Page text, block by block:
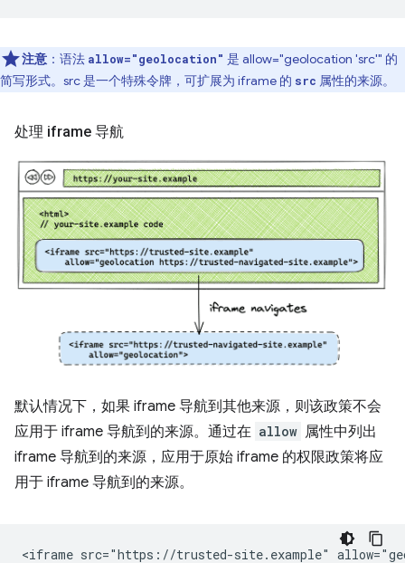
注意 ：语法 allow="geolocation" 是 allow="geolocation 'src'" 的
简写形式。src 是一个特殊令牌，可扩展为 iframe 的 src 属性的来源。
处理 iframe 导航
默认情况下，如果 iframe 导航到其他来源，则该政策不会
应用于 iframe 导航到的来源。通过在 allow 属性中列出
iframe 导航到的来源，应用于原始 iframe 的权限政策将应
用于 iframe 导航到的来源。